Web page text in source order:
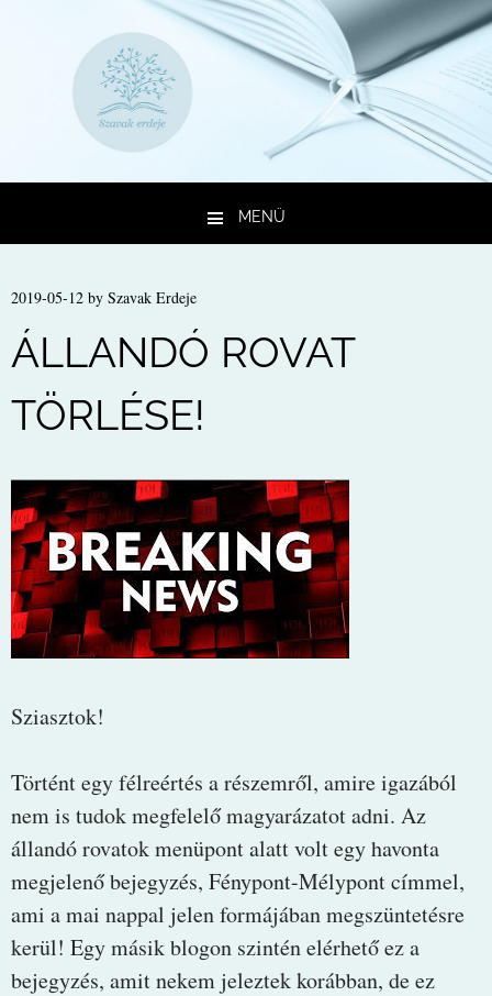
MENÜ
2019-05-12 by Szavak Erdeje
ÁLLANDÓ ROVAT
TÖRLÉSE!
Sziasztok!
Történt egy félreértés a részemről, amire igazából
nem is tudok megfelelő magyarázatot adni. Az
állandó rovatok menüpont alatt volt egy havonta
megjelenő bejegyzés, Fénypont-Mélypont címmel,
ami a mai nappal jelen formájában megszüntetésre
kerül! Egy másik blogon szintén elérhető ez a
bejegyzés, amit nekem jeleztek korábban, de ez